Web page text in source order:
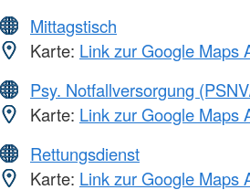
Mittagstisch
Karte: Link zur Google Maps
Psy. Notfallversorgung
Karte: Link zur Google Maps
Rettungsdienst
Karte: Link zur Google Maps